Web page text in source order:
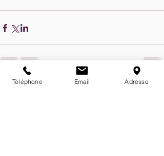
Posts récents Voir tout
Téléphone Email Adresse